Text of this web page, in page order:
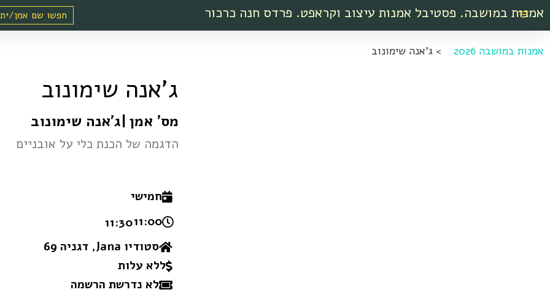
אמנות במושבה. פסטיבל אמנות עיצוב וקראפט. פרדס חנה כרכור
אמנות במושבה 2026 > ג'אנה שימונוב
ג'אנה שימונוב
מס' אמן |ג'אנה שימונוב
הדגמה של הכנת כלי על אובניים
חמישי
11:00 -
11:30
סטודיו Jana, דגניה 69
ללא עלות
לא נדרשת הרשמה